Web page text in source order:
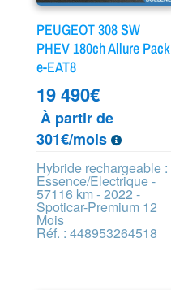
PEUGEOT 308 SW
PHEV 180ch Allure Pack
e-EAT8
19 490€
À partir de
301€/mois
Hybride rechargeable :
Essence/Electrique -
57116 km - 2022 -
Spoticar-Premium 12
Mois
Réf. : 448953264518